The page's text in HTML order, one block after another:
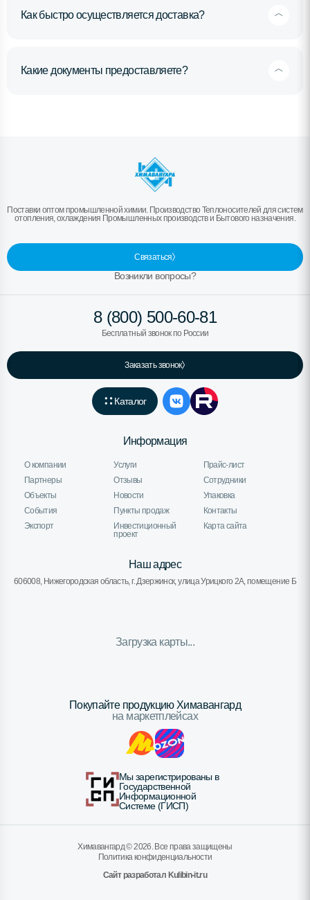
Как быстро осуществляется доставка?
Какие документы предоставляете?
Поставки оптом промышленной химии. Производство Теплоносителей для систем
отопления, охлаждения Промышленных производств и Бытового назначения.
Связаться
Возникли вопросы?
8 (800) 500-60-81
Бесплатный звонок по России
Заказать звонок
Каталог
Информация
О компании Услуги
Прайс-лист
Партнеры
Отзывы
Сотрудники
Объекты
Новости
Упаковка
События
Пункты продаж
Контакты
Экспорт
Инвестиционный
проект
Карта сайта
Наш адрес
606008, Нижегородская область, г. Дзержинск, улица Урицкого 2А, помещение Б
Загрузка карты...
Покупайте продукцию Химавангард
на маркетплейсах
Мы зарегистрированы в
Государственной
Информационной
Системе (ГИСП)
Химавангард © 2026 . Все права защищены
Политика конфиденциальности
Сайт разработал Kulibin-it.ru